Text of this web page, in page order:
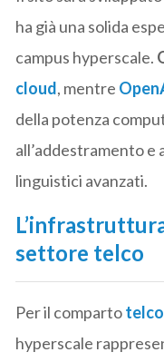
ha già una solida
campus hyperscale.
cloud, mentre
della potenza
all’addestramento e
linguistici avanzati.
settore telco
Per il compartotelco
hyperscale